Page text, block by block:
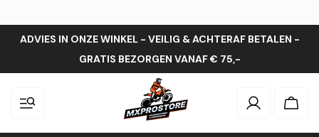
ADVIES IN ONZE WINKEL - VEILIG & ACHTERAF BETALEN -
GRATIS BEZORGEN VANAF € 75,-
Inloggen